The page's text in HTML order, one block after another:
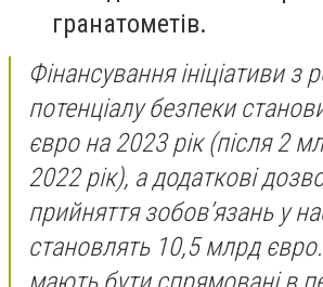
гранатометів.
Фінансування ініціативи з
потенціалу безпеки
євро на 2023 рік (після 2
2022 рік), а додаткові
прийняття зобов’язань у
становлять 10,5 млрд